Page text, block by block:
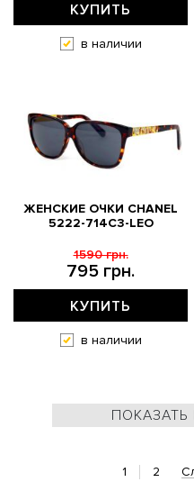
КУПИТЬ
в наличии
ЖЕНСКИЕ ОЧКИ CHANEL
5222-714C3-LEO
795 грн.
1590 грн.
КУПИТЬ
в наличии
1 2